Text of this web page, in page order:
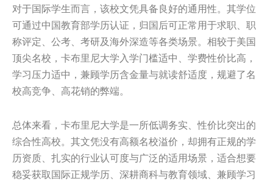
对于国际学生而言，该校文凭具备良好的通用性。其学位
可通过中国教育部学历认证，归国后可正常用于求职、职
称评定、公考、考研及海外深造等各类场景。相较于美国
顶尖名校，卡布里尼大学入学门槛适中、学费性价比高，
学习压力适中，兼顾学历含金量与就读舒适度，规避了名
校高竞争、高花销的弊端。
总体来看，卡布里尼大学是一所低调务实、性价比突出的
综合性高校。其文凭没有高额名校溢价，却拥有正规的学
历资质、扎实的行业认可度与广泛的适用场景，适合想要
稳妥获取国际正规学历、深耕商科与教育领域、兼顾学习